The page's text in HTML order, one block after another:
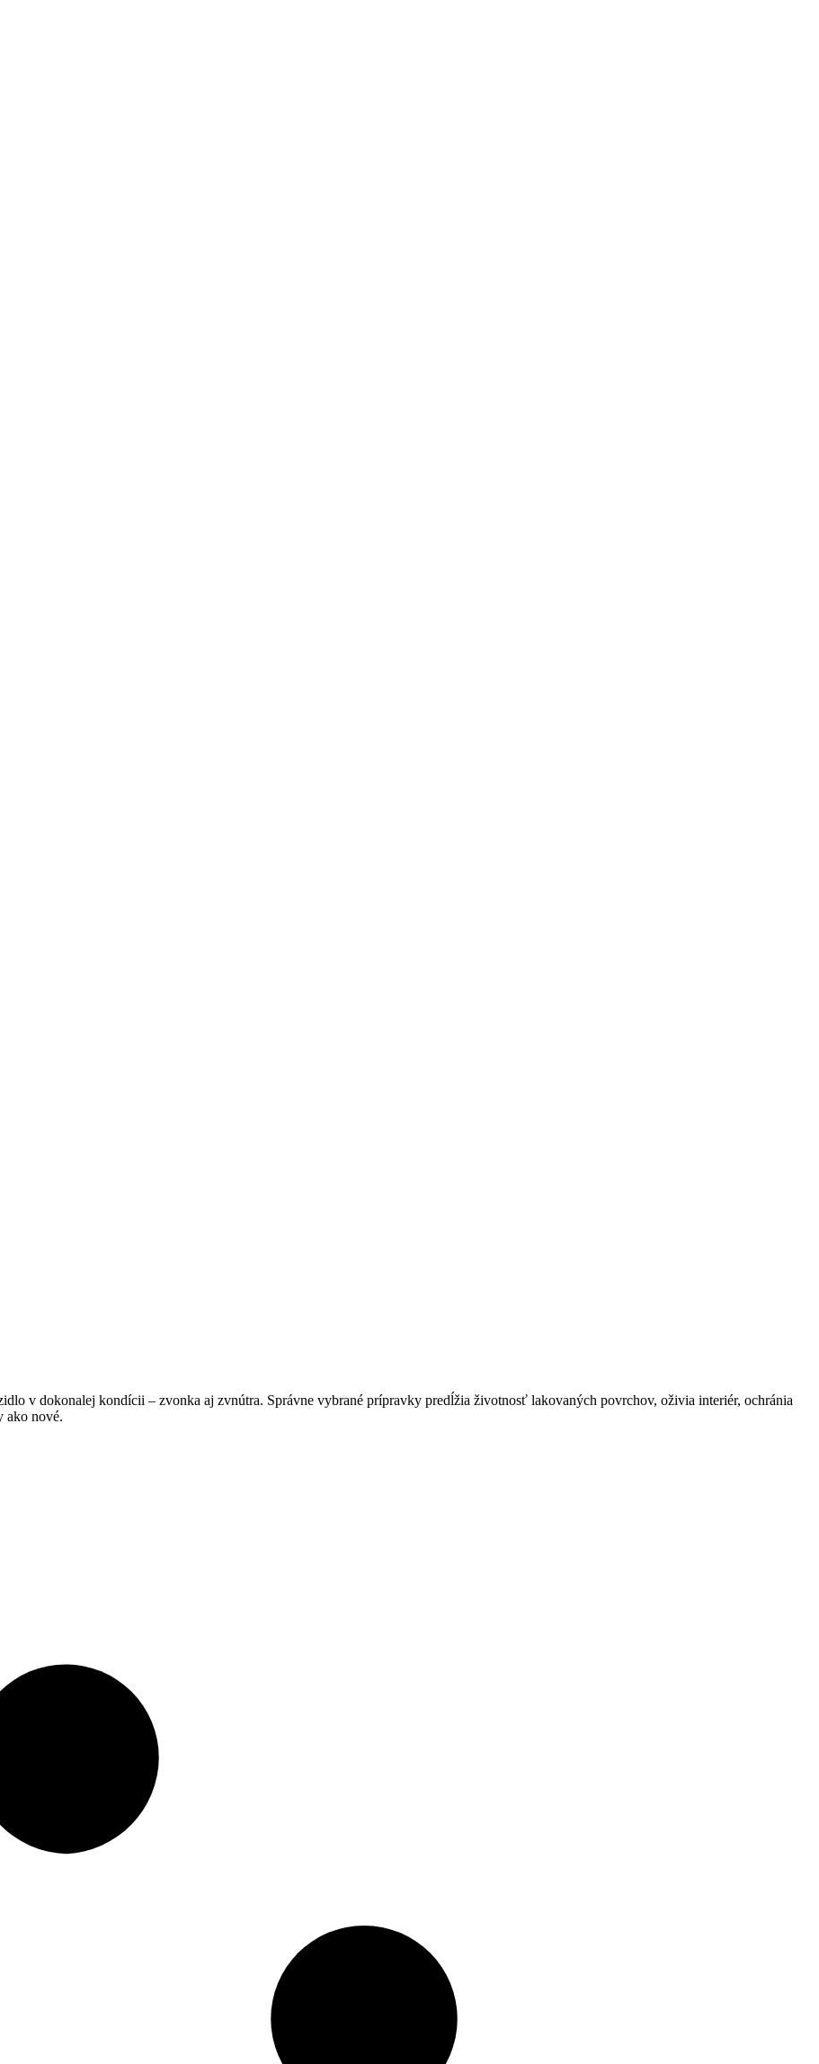
v dokonalej kondícii – zvonka aj zvnútra. Správne vybrané prípravky predĺžia životnosť lakovaných povrchov, oživia interiér, ochránia
ako nové.